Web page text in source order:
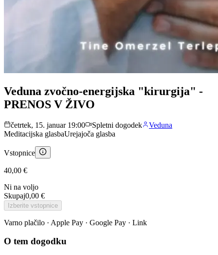
Veduna zvočno-energijska "kirurgija" -
PRENOS V ŽIVO
četrtek, 15. januar 19:00 Spletni dogodek
Veduna
Meditacijska glasbaUrejajoča glasba
Vstopnice
40,00 €
Ni na voljo
Skupaj0,00 €
Izberite vstopnice
Varno plačilo · Apple Pay · Google Pay · Link
O tem dogodku